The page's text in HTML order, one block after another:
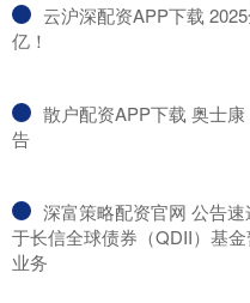
云沪深配资APP下载
亿！
散户配资APP下载 奥士
告
深富策略配资官网 公告
于长信全球债券（QDII）基
业务